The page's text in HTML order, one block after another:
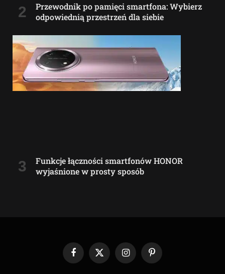
Przewodnik po pamięci smartfona: Wybierz
odpowiednią przestrzeń dla siebie
Funkcje łączności smartfonów HONOR
wyjaśnione w prosty sposób
Facebook
X
(Twitter)
InstagramPinterest